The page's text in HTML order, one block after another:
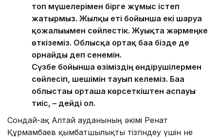
топ мүшелерімен бірге жұмыс істеп
жатырмыз. Жылқы еті бойынша екі шаруа
қожалығымен сөйлестік. Жуықта жәрмеңке
өткіземіз. Облысқа ортақ баға бізде де
орнайды деп сенемін.
Сүзбе бойынша өзіміздің өндірушілермен
сөйлесіп, шешімін тауып келеміз. Баға
облыстағы орташа көрсеткіштен аспауы
тиіс, – дейді ол.
Сондай-ақ Алтай ауданының әкімі Ренат
Құрмамбаев қымбатшылықты тізгіндеу үшін не